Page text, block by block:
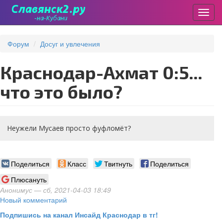
основному
Форум Досуг и увлечения
Краснодар-Ахмат 0:5...
что это было?
Неужели Мусаев просто фуфломёт?
Поделиться Класс Твитнуть
Поделиться
Плюсануть
Анонимус — сб, 2021-04-03 18:49
Новый комментарий
Подпишись на канал Инсайд Краснодар в тг!